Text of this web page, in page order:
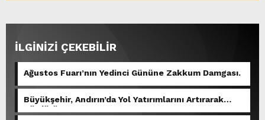
İLGİNİZİ ÇEKEBİLİR
Ağustos Fuarı’nın Yedinci Gününe Zakkum Damgası.
Büyükşehir, Andırın’da Yol Yatırımlarını Artırarak
Sürdürüyor.